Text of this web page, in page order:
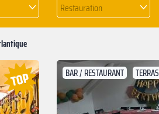
Restauration
BAR / RESTAURANT